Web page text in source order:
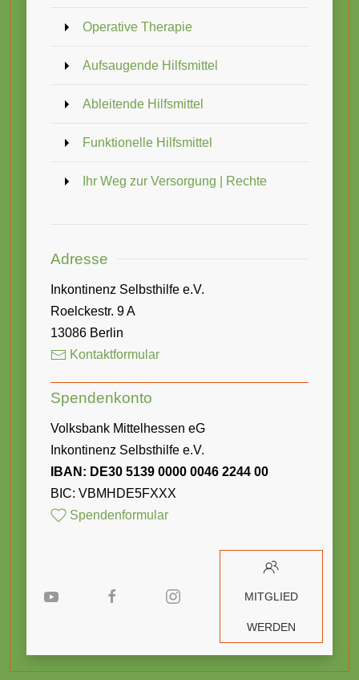
Operative Therapie
Aufsaugende Hilfsmittel
Ableitende Hilfsmittel
Funktionelle Hilfsmittel
Ihr Weg zur Versorgung | Rechte
Adresse
Inkontinenz Selbsthilfe e.V.
Roelckestr. 9 A
13086 Berlin
Kontaktformular
Spendenkonto
Volksbank Mittelhessen eG
Inkontinenz Selbsthilfe e.V.
IBAN: DE30 5139 0000 0046 2244 00
BIC: VBMHDE5FXXX
Spendenformular
MITGLIED
WERDEN